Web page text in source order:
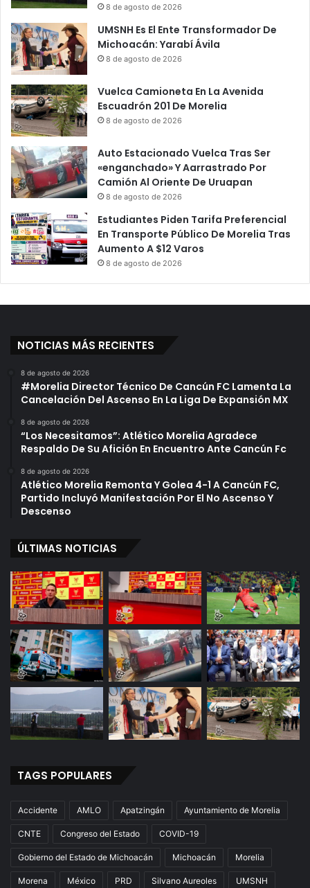
8 de agosto de 2026
UMSNH Es El Ente Transformador De
Michoacán: Yarabí Ávila
8 de agosto de 2026
Vuelca Camioneta En La Avenida
Escuadrón 201 De Morelia
8 de agosto de 2026
Auto Estacionado Vuelca Tras Ser
«enganchado» Y Aarrastrado Por
Camión Al Oriente De Uruapan
8 de agosto de 2026
Estudiantes Piden Tarifa Preferencial
En Transporte Público De Morelia Tras
Aumento A $12 Varos
8 de agosto de 2026
NOTICIAS MÁS RECIENTES
8 de agosto de 2026
#Morelia Director Técnico De Cancún FC Lamenta La
Cancelación Del Ascenso En La Liga De Expansión MX
8 de agosto de 2026
“Los Necesitamos”: Atlético Morelia Agradece
Respaldo De Su Afición En Encuentro Ante Cancún Fc
8 de agosto de 2026
Atlético Morelia Remonta Y Golea 4-1 A Cancún FC,
Partido Incluyó Manifestación Por El No Ascenso Y
Descenso
ÚLTIMAS NOTICIAS
TAGS POPULARES
Accidente AMLO Apatzingán Ayuntamiento de Morelia
CNTE Congreso del Estado COVID-19
Gobierno del Estado de Michoacán Michoacán Morelia
Morena México PRD Silvano Aureoles UMSNH